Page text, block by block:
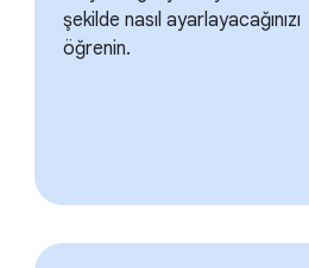
şekilde nasıl ayarlayacağınızı
öğrenin.